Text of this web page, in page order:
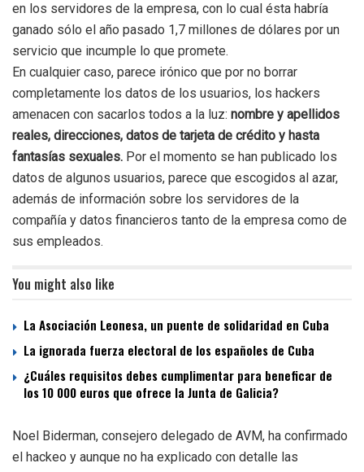
en los servidores de la empresa, con lo cual ésta habría
ganado sólo el año pasado 1,7 millones de dólares por un
servicio que incumple lo que promete.
En cualquier caso, parece irónico que por no borrar
completamente los datos de los usuarios, los hackers
amenacen con sacarlos todos a la luz: nombre y apellidos
reales, direcciones, datos de tarjeta de crédito y hasta
fantasías sexuales. Por el momento se han publicado los
datos de algunos usuarios, parece que escogidos al azar,
además de información sobre los servidores de la
compañía y datos financieros tanto de la empresa como de
sus empleados.
You might also like
La Asociación Leonesa, un puente de solidaridad en Cuba
La ignorada fuerza electoral de los españoles de Cuba
¿Cuáles requisitos debes cumplimentar para beneficar de
los 10 000 euros que ofrece la Junta de Galicia?
Noel Biderman, consejero delegado de AVM, ha confirmado
el hackeo y aunque no ha explicado con detalle las